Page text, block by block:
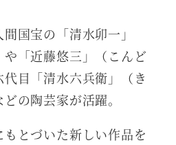
国宝の「清水卯一」
や「近藤悠三」（こんど
目「清水六兵衛」（き
の陶芸家が活躍。
とづいた新しい作品を